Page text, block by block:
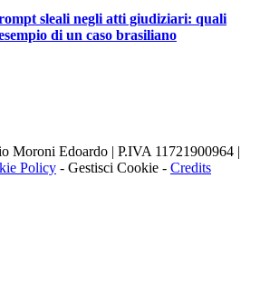
sleali negli atti giudiziari: quali
di un caso brasiliano
Moroni Edoardo | P.IVA 11721900964 |
Policy - Gestisci Cookie - Credits